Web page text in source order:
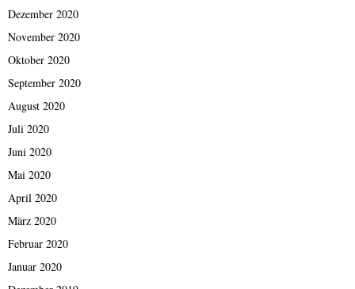
Dezember 2020
November 2020
Oktober 2020
September 2020
August 2020
Juli 2020
Juni 2020
Mai 2020
April 2020
März 2020
Februar 2020
Januar 2020